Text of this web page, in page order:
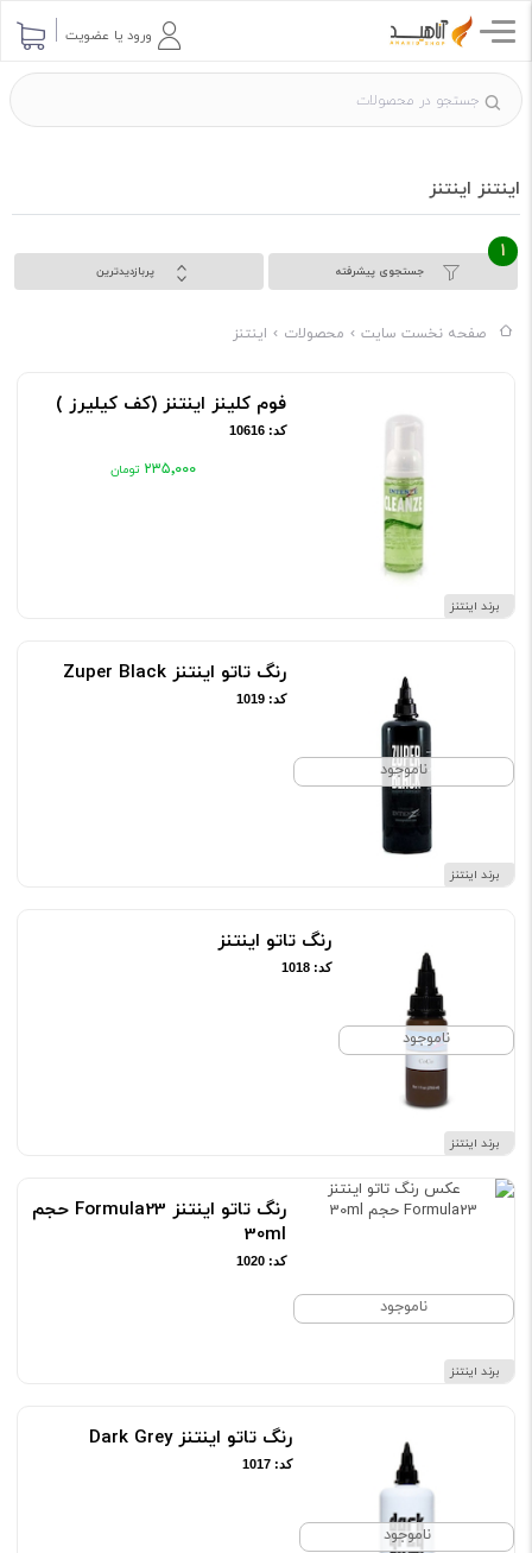
ورود یا عضویت
اینتنز اینتنز
جستجوی پیشرفته
1
پربازدیدترین
صفحه نخست سایت محصولات اینتنز
برند اینتنز
فوم کلینز اینتنز (کف کیلیرز )
کد: 10616
۲۳۵٬۰۰۰
ناموجود
برند اینتنز
رنگ تاتو اینتنز Zuper Black
کد: 1019
ناموجود
برند اینتنز
رنگ تاتو اینتنز
کد: 1018
ناموجود
برند اینتنز
رنگ تاتو اینتنز Formula23 حجم
30ml
کد: 1020
ناموجود
رنگ تاتو اینتنز Dark Grey
کد: 1017